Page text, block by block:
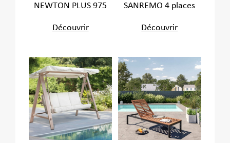
NEWTON PLUS 975
Découvrir
SANREMO 4 places
Découvrir